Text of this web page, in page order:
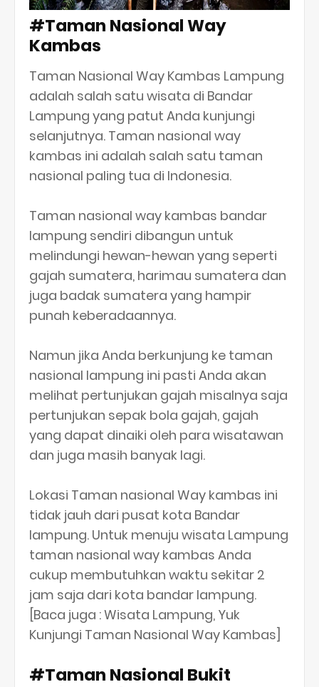
#Taman Nasional Way
Kambas
Taman Nasional Way Kambas Lampung
adalah salah satu wisata di Bandar
Lampung yang patut Anda kunjungi
selanjutnya. Taman nasional way
kambas ini adalah salah satu taman
nasional paling tua di Indonesia.
Taman nasional way kambas bandar
lampung sendiri dibangun untuk
melindungi hewan-hewan yang seperti
gajah sumatera, harimau sumatera dan
juga badak sumatera yang hampir
punah keberadaannya.
Namun jika Anda berkunjung ke taman
nasional lampung ini pasti Anda akan
melihat pertunjukan gajah misalnya saja
pertunjukan sepak bola gajah, gajah
yang dapat dinaiki oleh para wisatawan
dan juga masih banyak lagi.
Lokasi Taman nasional Way kambas ini
tidak jauh dari pusat kota Bandar
lampung. Untuk menuju wisata Lampung
taman nasional way kambas Anda
cukup membutuhkan waktu sekitar 2
jam saja dari kota bandar lampung.
[Baca juga : Wisata Lampung, Yuk
Kunjungi Taman Nasional Way Kambas]
#Taman Nasional Bukit